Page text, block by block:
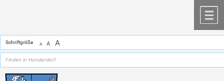
Schriftgröße A A A